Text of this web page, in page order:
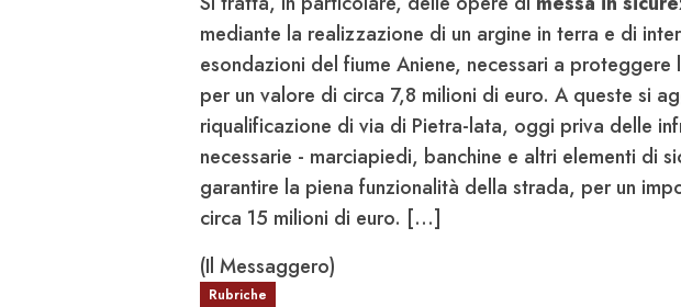
mediante la realizzazione di un argine in terra e di
esondazioni del fiume Aniene, necessari a
per un valore di circa 7,8 milioni di euro. A queste si
riqualificazione di via di Pietra-lata, oggi priva delle
necessarie - marciapiedi, banchine e altri elementi di
garantire la piena funzionalità della strada, per un
circa 15 milioni di euro. [...]
(Il Messaggero)
Rubriche